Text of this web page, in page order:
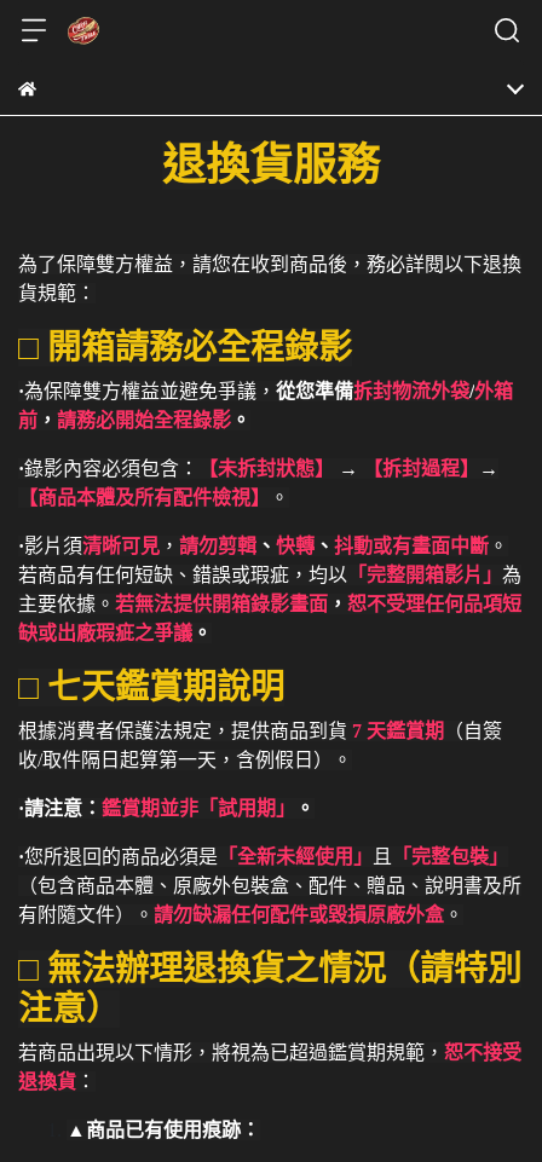
退換貨服務
為了保障雙方權益，請您在收到商品後，務必詳閱以下退換
貨規範：
□ 開箱請務必全程錄影
·為保障雙方權益並避免爭議， 從您準備拆封物流外袋/外箱
前 ， 請務必開始全程錄影 。
·錄影內容必須包含： 【未拆封狀態】 → 【拆封過程】
→
【商品本體及所有配件檢視】
。
·影片須清晰可見 ， 請勿剪輯 、 快轉 、 抖動或有畫面中斷 。
若商品有任何短缺、錯誤或瑕疵，均以 「完整開箱影片」 為
主要依據。 若無法提供開箱錄影畫面 ， 恕不受理任何品項短
缺或出廠瑕疵之爭議 。
□ 七天鑑賞期說明
根據消費者保護法規定，提供商品到貨 7 天鑑賞期
（自簽
收/取件隔日起算第一天，含例假日）。
·請注意： 鑑賞期並非「試用期」 。
·您所退回的商品必須是 「全新未經使用」 且
「完整包裝」
（包含商品本體、原廠外包裝盒、配件、贈品、說明書及所
有附隨文件）。 請勿缺漏任何配件或毀損原廠外盒 。
□ 無法辦理退換貨之情況（請特別
注意）
若商品出現以下情形，將視為已超過鑑賞期規範， 恕不接受
退換貨 ：
▲商品已有使用痕跡：